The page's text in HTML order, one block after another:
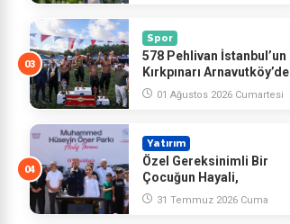
Spor
578 Pehlivan İstanbul’un
Kırkpınarı Arnavutköy’de
Kol Bağladı
01 Ağustos 2026 Cumartesi
Yatırım
Özel Gereksinimli Bir
Çocuğun Hayali,
Arnavutköy’de Yüzlerce
31 Temmuz 2026 Cuma